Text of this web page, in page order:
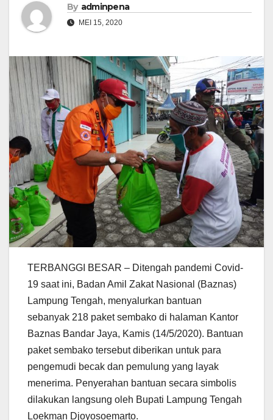
By adminpena
MEI 15, 2020
TERBANGGI BESAR – Ditengah pandemi Covid-
19 saat ini, Badan Amil Zakat Nasional (Baznas)
Lampung Tengah, menyalurkan bantuan
sebanyak 218 paket sembako di halaman Kantor
Baznas Bandar Jaya, Kamis (14/5/2020). Bantuan
paket sembako tersebut diberikan untuk para
pengemudi becak dan pemulung yang layak
menerima. Penyerahan bantuan secara simbolis
dilakukan langsung oleh Bupati Lampung Tengah
Loekman Djoyosoemarto.